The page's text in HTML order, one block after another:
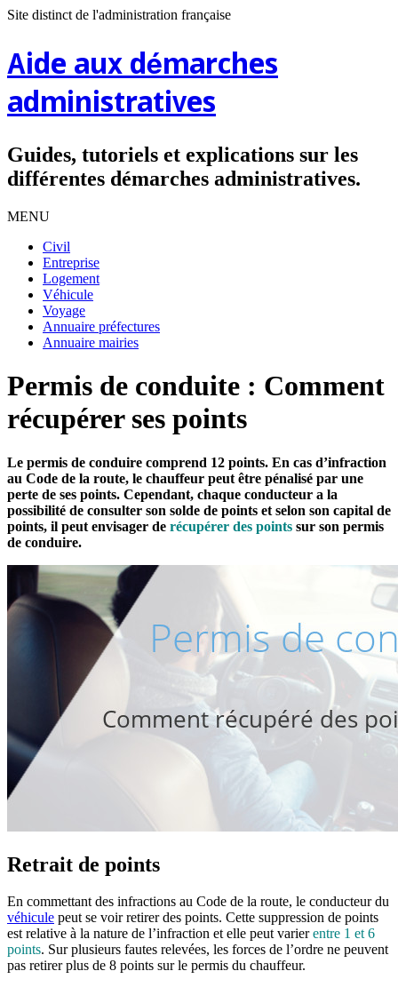
Site distinct de l'administration française
Aide aux démarches
administratives
Guides, tutoriels et explications sur les
différentes démarches administratives.
MENU
Civil
Entreprise
Logement
Véhicule
Voyage
Annuaire préfectures
Annuaire mairies
Permis de conduite : Comment
récupérer ses points
Le permis de conduire comprend 12 points. En cas d’infraction
au Code de la route, le chauffeur peut être pénalisé par une
perte de ses points. Cependant, chaque conducteur a la
possibilité de consulter son solde de points et selon son capital de
points, il peut envisager de récupérer des points sur son permis
de conduire.
Retrait de points
En commettant des infractions au Code de la route, le conducteur du
véhicule peut se voir retirer des points. Cette suppression de points
est relative à la nature de l’infraction et elle peut varierentre 1 et 6
points. Sur plusieurs fautes relevées, les forces de l’ordre ne peuvent
pas retirer plus de 8 points sur le permis du chauffeur.